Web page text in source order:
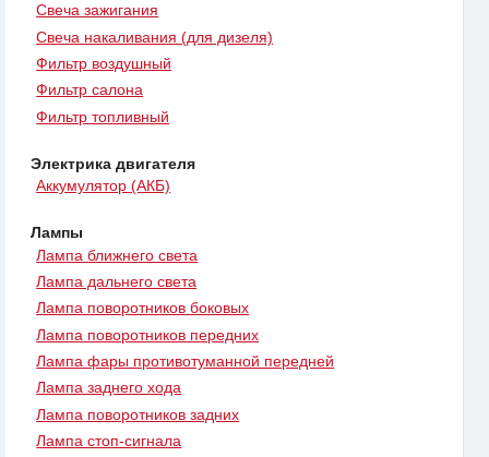
Свеча зажигания
Свеча накаливания (для дизеля)
Фильтр воздушный
Фильтр салона
Фильтр топливный
Электрика двигателя
Аккумулятор (АКБ)
Лампы
Лампа ближнего света
Лампа дальнего света
Лампа поворотников боковых
Лампа поворотников передних
Лампа фары противотуманной передней
Лампа заднего хода
Лампа поворотников задних
Лампа стоп-сигнала